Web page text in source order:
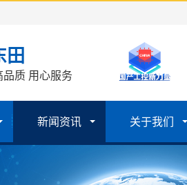
田
质 用心服务
新闻资讯 关于我们